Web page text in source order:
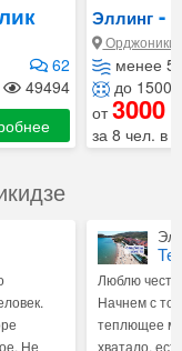
62
49494
Эллинг -
менее
до 1500
от3000
за 8 чел. в
Не
Люблю
Начнем с
теплющее
хватало,